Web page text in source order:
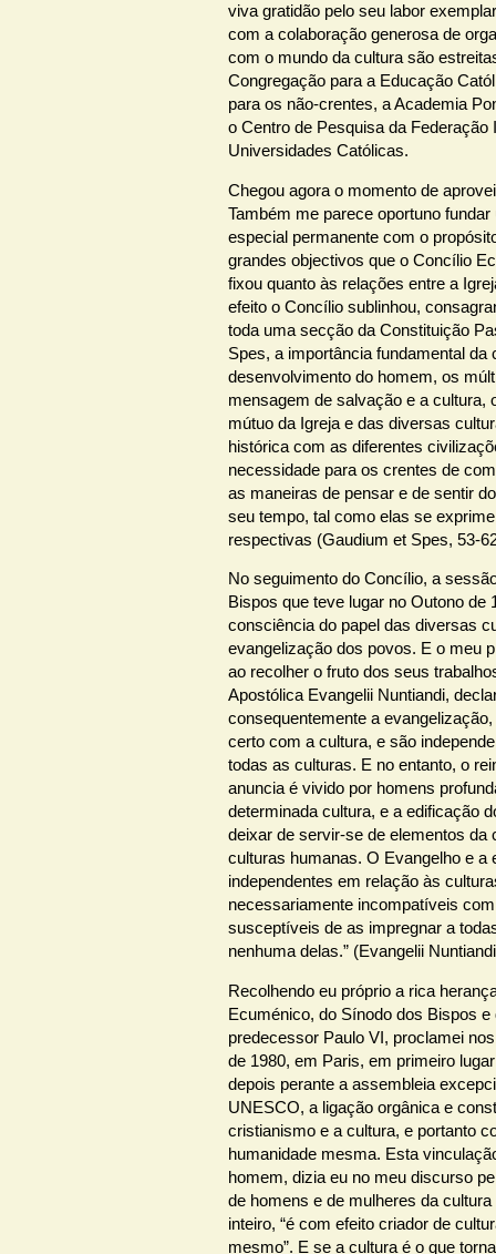
viva gratidão pelo seu labor
com a colaboração generosa de
com o mundo da cultura são
Congregação para a Educação
para os não-crentes, a Academia
o Centro de Pesquisa da Federação
Universidades Católicas.
Chegou agora o momento de
Também me parece oportuno
especial permanente com o
grandes objectivos que o Concílio
fixou quanto às relações entre a
efeito o Concílio sublinhou,
toda uma secção da Constituição
Spes, a importância fundamental da
desenvolvimento do homem, os
mensagem de salvação e a cultura,
mútuo da Igreja e das diversas
histórica com as diferentes
necessidade para os crentes de
as maneiras de pensar e de sentir
seu tempo, tal como elas se
respectivas (Gaudium et Spes, 53-
No seguimento do Concílio, a
Bispos que teve lugar no Outono de
consciência do papel das diversas
evangelização dos povos. E o meu
ao recolher o fruto dos seus
Apostólica Evangelii Nuntiandi,
consequentemente a
certo com a cultura, e são
todas as culturas. E no entanto, o
anuncia é vivido por homens
determinada cultura, e a edificação
deixar de servir-se de elementos da
culturas humanas. O Evangelho e a
independentes em relação às
necessariamente incompatíveis
susceptíveis de as impregnar a
nenhuma delas.” (Evangelii
Recolhendo eu próprio a rica
Ecuménico, do Sínodo dos Bispos e
predecessor Paulo VI, proclamei
de 1980, em Paris, em primeiro
depois perante a assembleia
UNESCO, a ligação orgânica e
cristianismo e a cultura, e portanto
humanidade mesma. Esta
homem, dizia eu no meu discurso
de homens e de mulheres da
inteiro, “é com efeito criador de
mesmo”. E se a cultura é o que